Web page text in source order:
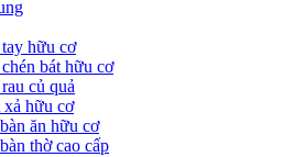
hữu cơ
bát hữu cơ
củ quả
hữu cơ
ăn hữu cơ
thờ cao cấp